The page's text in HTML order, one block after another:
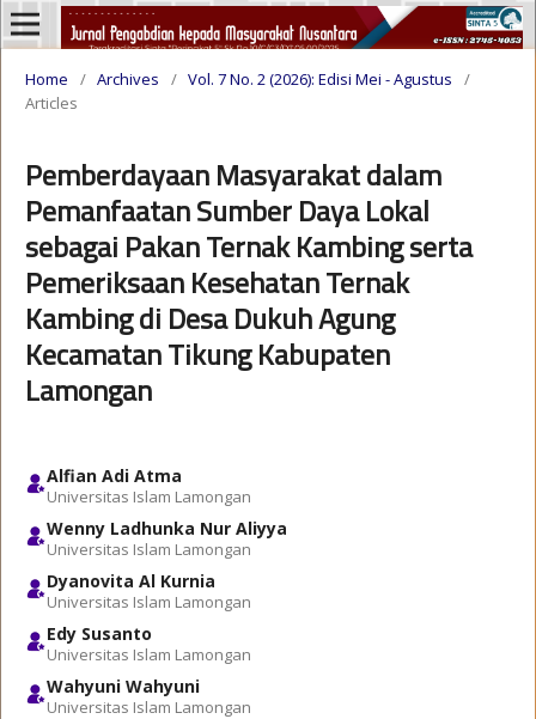
Home / Archives / Vol. 7 No. 2 (2026): Edisi Mei - Agustus
/
Articles
Pemberdayaan Masyarakat dalam
Pemanfaatan Sumber Daya Lokal
sebagai Pakan Ternak Kambing serta
Pemeriksaan Kesehatan Ternak
Kambing di Desa Dukuh Agung
Kecamatan Tikung Kabupaten
Lamongan
Alfian Adi Atma
Universitas Islam Lamongan
Wenny Ladhunka Nur Aliyya
Universitas Islam Lamongan
Dyanovita Al Kurnia
Universitas Islam Lamongan
Edy Susanto
Universitas Islam Lamongan
Wahyuni Wahyuni
Universitas Islam Lamongan